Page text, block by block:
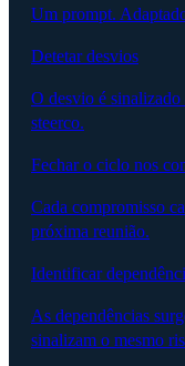
Um prompt.
Detetar desvios
O desvio é
steerco.
Fechar o ciclo nos
Cada compromisso
próxima reunião.
Identificar
As dependências
sinalizam o mesmo